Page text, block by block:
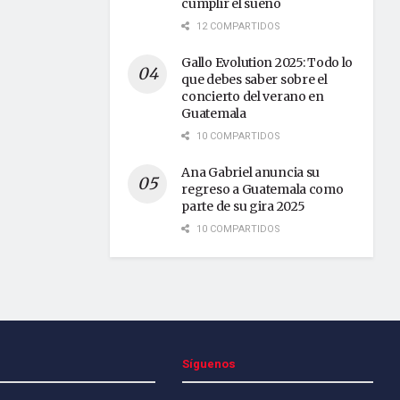
cumplir el sueño
12 COMPARTIDOS
Gallo Evolution 2025: Todo lo
que debes saber sobre el
concierto del verano en
Guatemala
10 COMPARTIDOS
Ana Gabriel anuncia su
regreso a Guatemala como
parte de su gira 2025
10 COMPARTIDOS
Síguenos